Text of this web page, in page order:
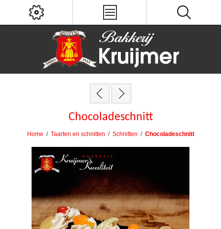
Chocoladeschnitt
Home / Taarten en schnitten / Schnitten / Chocoladeschnitt